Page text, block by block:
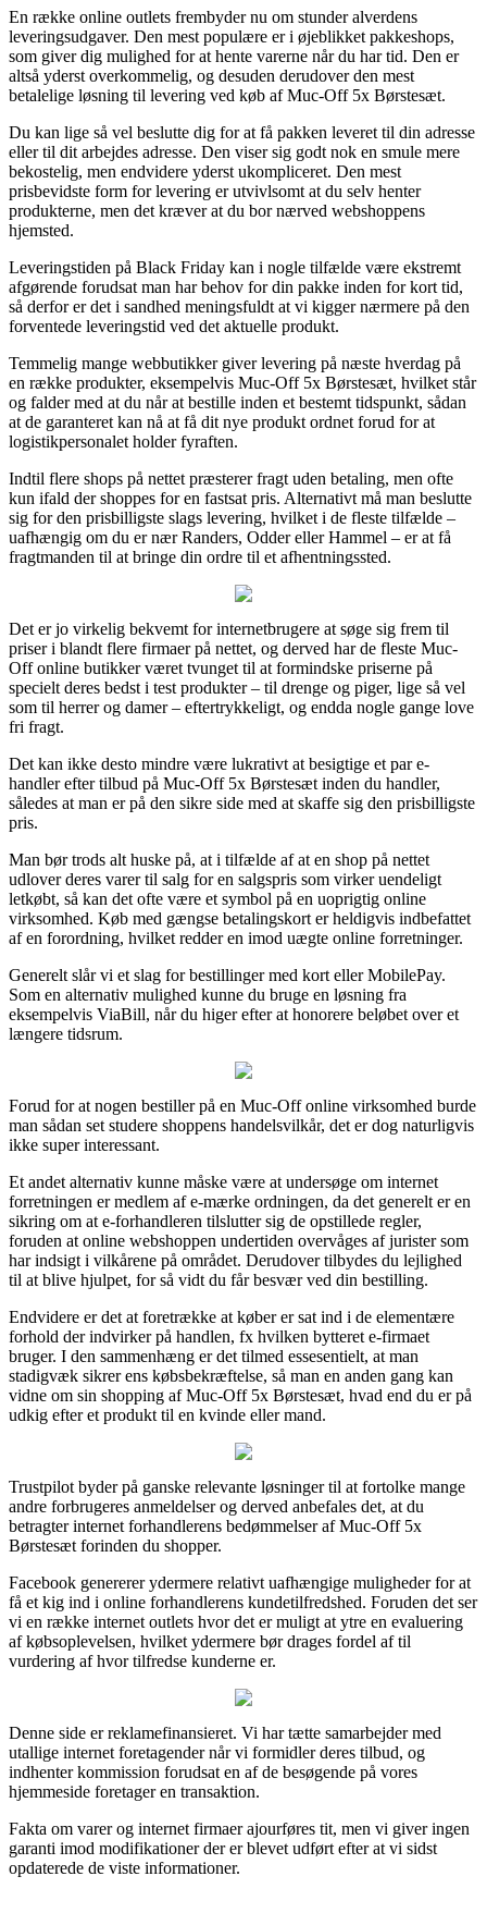
En række online outlets frembyder nu om stunder alverdens
leveringsudgaver. Den mest populære er i øjeblikket pakkeshops,
som giver dig mulighed for at hente varerne når du har tid. Den er
altså yderst overkommelig, og desuden derudover den mest
betalelige løsning til levering ved køb af Muc-Off 5x Børstesæt.
Du kan lige så vel beslutte dig for at få pakken leveret til din adresse
eller til dit arbejdes adresse. Den viser sig godt nok en smule mere
bekostelig, men endvidere yderst ukompliceret. Den mest
prisbevidste form for levering er utvivlsomt at du selv henter
produkterne, men det kræver at du bor nærved webshoppens
hjemsted.
Leveringstiden på Black Friday kan i nogle tilfælde være ekstremt
afgørende forudsat man har behov for din pakke inden for kort tid,
så derfor er det i sandhed meningsfuldt at vi kigger nærmere på den
forventede leveringstid ved det aktuelle produkt.
Temmelig mange webbutikker giver levering på næste hverdag på
en række produkter, eksempelvis Muc-Off 5x Børstesæt, hvilket står
og falder med at du når at bestille inden et bestemt tidspunkt, sådan
at de garanteret kan nå at få dit nye produkt ordnet forud for at
logistikpersonalet holder fyraften.
Indtil flere shops på nettet præsterer fragt uden betaling, men ofte
kun ifald der shoppes for en fastsat pris. Alternativt må man beslutte
sig for den prisbilligste slags levering, hvilket i de fleste tilfælde –
uafhængig om du er nær Randers, Odder eller Hammel – er at få
fragtmanden til at bringe din ordre til et afhentningssted.
Det er jo virkelig bekvemt for internetbrugere at søge sig frem til
priser i blandt flere firmaer på nettet, og derved har de fleste Muc-
Off online butikker været tvunget til at formindske priserne på
specielt deres bedst i test produkter – til drenge og piger, lige så vel
som til herrer og damer – eftertrykkeligt, og endda nogle gange love
fri fragt.
Det kan ikke desto mindre være lukrativt at besigtige et par e-
handler efter tilbud på Muc-Off 5x Børstesæt inden du handler,
således at man er på den sikre side med at skaffe sig den prisbilligste
pris.
Man bør trods alt huske på, at i tilfælde af at en shop på nettet
udlover deres varer til salg for en salgspris som virker uendeligt
letkøbt, så kan det ofte være et symbol på en uoprigtig online
virksomhed. Køb med gængse betalingskort er heldigvis indbefattet
af en forordning, hvilket redder en imod uægte online forretninger.
Generelt slår vi et slag for bestillinger med kort eller MobilePay.
Som en alternativ mulighed kunne du bruge en løsning fra
eksempelvis ViaBill, når du higer efter at honorere beløbet over et
længere tidsrum.
Forud for at nogen bestiller på en Muc-Off online virksomhed burde
man sådan set studere shoppens handelsvilkår, det er dog naturligvis
ikke super interessant.
Et andet alternativ kunne måske være at undersøge om internet
forretningen er medlem af e-mærke ordningen, da det generelt er en
sikring om at e-forhandleren tilslutter sig de opstillede regler,
foruden at online webshoppen undertiden overvåges af jurister som
har indsigt i vilkårene på området. Derudover tilbydes du lejlighed
til at blive hjulpet, for så vidt du får besvær ved din bestilling.
Endvidere er det at foretrække at køber er sat ind i de elementære
forhold der indvirker på handlen, fx hvilken bytteret e-firmaet
bruger. I den sammenhæng er det tilmed essesentielt, at man
stadigvæk sikrer ens købsbekræftelse, så man en anden gang kan
vidne om sin shopping af Muc-Off 5x Børstesæt, hvad end du er på
udkig efter et produkt til en kvinde eller mand.
Trustpilot byder på ganske relevante løsninger til at fortolke mange
andre forbrugeres anmeldelser og derved anbefales det, at du
betragter internet forhandlerens bedømmelser af Muc-Off 5x
Børstesæt forinden du shopper.
Facebook genererer ydermere relativt uafhængige muligheder for at
få et kig ind i online forhandlerens kundetilfredshed. Foruden det ser
vi en række internet outlets hvor det er muligt at ytre en evaluering
af købsoplevelsen, hvilket ydermere bør drages fordel af til
vurdering af hvor tilfredse kunderne er.
Denne side er reklamefinansieret. Vi har tætte samarbejder med
utallige internet foretagender når vi formidler deres tilbud, og
indhenter kommission forudsat en af de besøgende på vores
hjemmeside foretager en transaktion.
Fakta om varer og internet firmaer ajourføres tit, men vi giver ingen
garanti imod modifikationer der er blevet udført efter at vi sidst
opdaterede de viste informationer.